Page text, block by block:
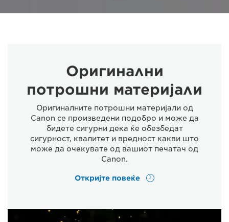
Оригинални
потрошни материјали
Оригиналните потрошни материјали од
Canon се произведени подобро и може да
бидете сигурни дека ќе обезбедат
сигурност, квалитет и вредност какви што
може да очекувате од вашиот печатач од
Canon.
Откријте повеќе